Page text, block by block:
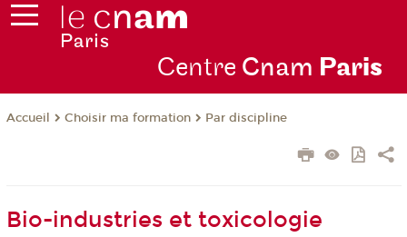
Centre Cnam Paris
Accueil Choisir ma formation Par discipline
Bio-industries et toxicologie